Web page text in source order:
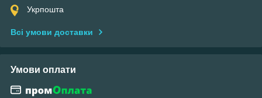
Укрпошта
Всі умови доставки
Умови оплати